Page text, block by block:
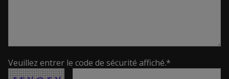
Veuillez entrer le code de sécurité affiché.*